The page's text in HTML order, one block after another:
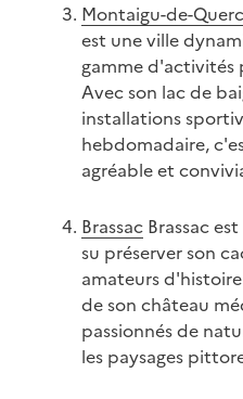
Montaigu-de-
est une ville
gamme d'activités
Avec son lac de
installations
hebdomadaire,
agréable et
BrassacBrassac
su préserver son
amateurs
de son château
passionnés de
les paysages